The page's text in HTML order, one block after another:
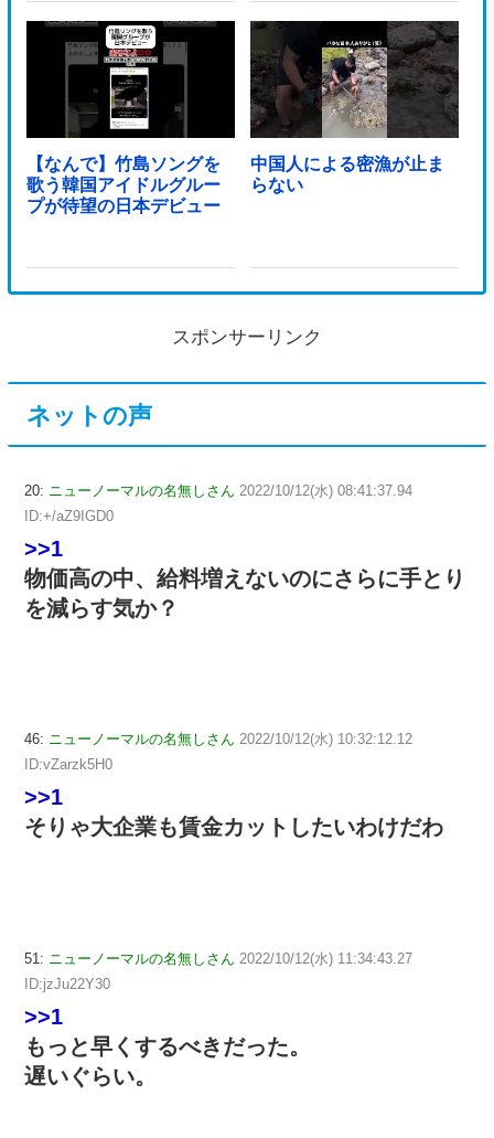
【なんで】竹島ソングを
歌う韓国アイドルグルー
プが待望の日本デビュー
中国人による密漁が止ま
らない
スポンサーリンク
ネットの声
20: ニューノーマルの名無しさん 2022/10/12(水) 08:41:37.94
ID:+/aZ9IGD0
>>1
物価高の中、給料増えないのにさらに手とり
を減らす気か？
46: ニューノーマルの名無しさん 2022/10/12(水) 10:32:12.12
ID:vZarzk5H0
>>1
そりゃ大企業も賃金カットしたいわけだわ
51: ニューノーマルの名無しさん 2022/10/12(水) 11:34:43.27
ID:jzJu22Y30
>>1
もっと早くするべきだった。
遅いぐらい。